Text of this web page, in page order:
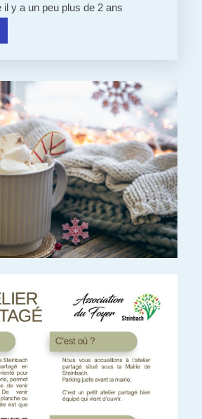
il y a un peu plus de 2 ans